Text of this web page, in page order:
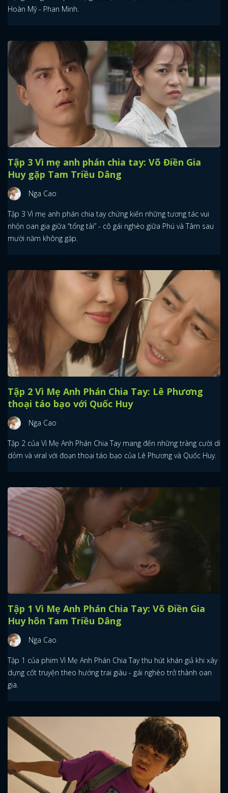
Hoàn Mỹ - Phan Minh.
Tập 3 Vì mẹ anh phán chia tay: Võ Điền Gia
Huy gặp Tam Triều Dâng
Nga Cao
Tập 3 Vì mẹ anh phán chia tay chứng kiến những tương tác vui
nhộn oan gia giữa “tổng tài” - cô gái nghèo giữa Phú và Tâm sau
mười năm không gặp.
Tập 2 Vì Mẹ Anh Phán Chia Tay: Lê Phương
thoại táo bạo với Quốc Huy
Nga Cao
Tập 2 của Vì Mẹ Anh Phán Chia Tay mang đến những tràng cười dí
dỏm và viral với đoạn thoại táo bạo của Lê Phương và Quốc Huy.
Tập 1 Vì Mẹ Anh Phán Chia Tay: Võ Điền Gia
Huy hôn Tam Triều Dâng
Nga Cao
Tập 1 của phim Vì Mẹ Anh Phán Chia Tay thu hút khán giả khi xây
dựng cốt truyện theo hướng trai giàu - gái nghèo trở thành oan
gia.